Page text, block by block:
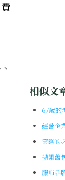
相似文
67歲的
經營企
策略的
拋開舊
服飾品